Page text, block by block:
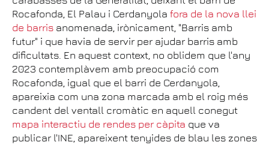
Rocafonda, El Palau i Cerdanyola fora de la nova llei
de barris anomenada, irònicament, "Barris amb
futur" i que havia de servir per ajudar barris amb
dificultats. En aquest context, no oblidem que l'any
2023 contemplàvem amb preocupació com
Rocafonda, igual que el barri de Cerdanyola,
apareixia com una zona marcada amb el roig més
candent del ventall cromàtic en aquell conegut
mapa interactiu de rendes per càpita que va
publicar l'INE, apareixent tenyides de blau les zones